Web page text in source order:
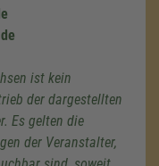
ist kein
der dargestellten
Es gelten die
der Veranstalter,